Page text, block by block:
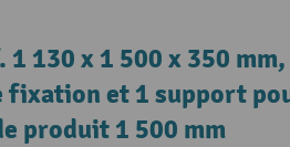
130 x 1 500 x 350 mm,
fixation et 1 support
produit 1 500 mm